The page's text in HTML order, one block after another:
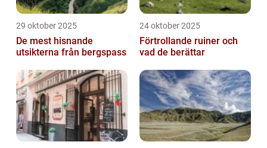
29 oktober 2025
De mest hisnande
utsikterna från bergspass
24 oktober 2025
Förtrollande ruiner och
vad de berättar